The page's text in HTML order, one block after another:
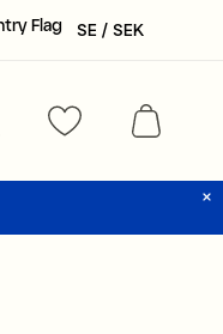
SE / SEK